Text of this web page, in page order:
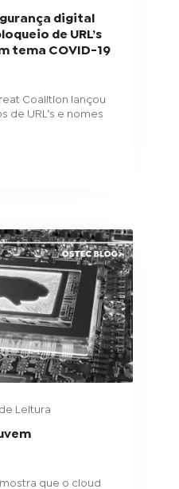
digital
de URL’s
tema COVID-19
Coalition lançou
de URL’s e nomes
Leitura
que o cloud